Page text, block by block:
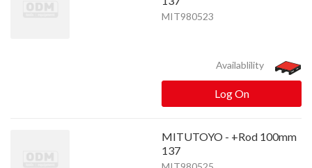
MIT980523
Availablility
Log On
MITUTOYO - +Rod 100mm
137